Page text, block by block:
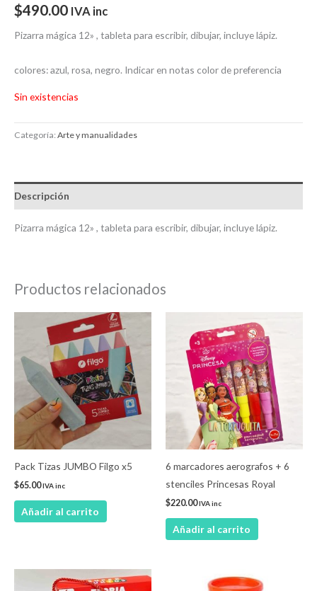
$490.00 IVA inc
Pizarra mágica 12» , tableta para escribir, dibujar, incluye lápiz.
colores: azul, rosa, negro. Indicar en notas color de preferencia
Sin existencias
Categoría:Arte y manualidades
Descripción
Pizarra mágica 12» , tableta para escribir, dibujar, incluye lápiz.
Productos relacionados
Pack Tizas JUMBO Filgo x5
$65.00IVA inc
Añadir al carrito
6 marcadores aerografos + 6
stenciles Princesas Royal
$220.00IVA inc
Añadir al carrito
de